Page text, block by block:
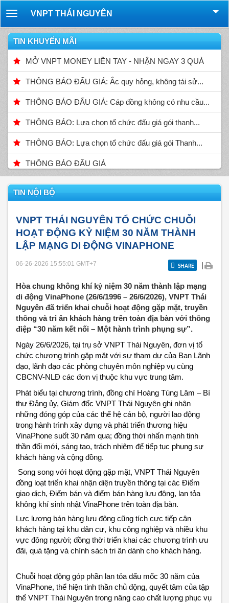
Toggle
navigation
VNPT THÁI NGUYÊN
TIN KHUYẾN MÃI
MỞ VNPT MONEY LIỀN TAY - NHẬN NGAY 3 QUÀ
THÔNG BÁO ĐẤU GIÁ: Ắc quy hỏng, không tái sử...
THÔNG BÁO ĐẤU GIÁ: Cáp đồng không có nhu cầu...
THÔNG BÁO: Lựa chọn tổ chức đấu giá gói thanh...
THÔNG BÁO: Lựa chọn tổ chức đấu giá gói Thanh...
THÔNG BÁO ĐẤU GIÁ
TIN NỘI BỘ
VNPT THÁI NGUYÊN TỔ CHỨC CHUỖI
HOẠT ĐỘNG KỶ NIỆM 30 NĂM THÀNH
LẬP MẠNG DI ĐỘNG VINAPHONE
06-26-2026 15:55:01 GMT+7 SHARE |
Hòa chung không khí kỷ niệm 30 năm thành lập mạng
di động VinaPhone (26/6/1996 – 26/6/2026), VNPT Thái
Nguyên đã triển khai chuỗi hoạt động gặp mặt, truyền
thông và tri ân khách hàng trên toàn địa bàn với thông
điệp “30 năm kết nối – Một hành trình phụng sự”.
Ngày 26/6/2026, tại trụ sở VNPT Thái Nguyên, đơn vị tổ
chức chương trình gặp mặt với sự tham dự của Ban Lãnh
đạo, lãnh đạo các phòng chuyên môn nghiệp vụ cùng
CBCNV-NLĐ các đơn vị thuộc khu vực trung tâm.
Phát biểu tại chương trình, đồng chí Hoàng Tùng Lâm – Bí
thư Đảng ủy, Giám đốc VNPT Thái Nguyên ghi nhận
những đóng góp của các thế hệ cán bộ, người lao động
trong hành trình xây dựng và phát triển thương hiệu
VinaPhone suốt 30 năm qua; đồng thời nhấn mạnh tinh
thần đổi mới, sáng tạo, trách nhiệm để tiếp tục phụng sự
khách hàng và cộng đồng.
Song song với hoạt động gặp mặt, VNPT Thái Nguyên
đồng loạt triển khai nhận diện truyền thông tại các Điểm
giao dịch, Điểm bán và điểm bán hàng lưu động, lan tỏa
không khí sinh nhật VinaPhone trên toàn địa bàn.
Lực lượng bán hàng lưu động cũng tích cực tiếp cận
khách hàng tại khu dân cư, khu công nghiệp và nhiều khu
vực đông người; đồng thời triển khai các chương trình ưu
đãi, quà tặng và chính sách tri ân dành cho khách hàng.
Chuỗi hoạt động góp phần lan tỏa dấu mốc 30 năm của
VinaPhone, thể hiện tinh thần chủ động, quyết tâm của tập
thể VNPT Thái Nguyên trong nâng cao chất lượng phục vụ